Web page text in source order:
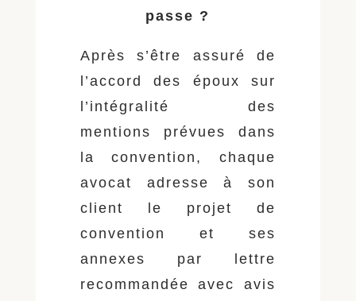
passe ?
Après s’être assuré de
l’accord des époux sur
l’intégralité des
mentions prévues dans
la convention, chaque
avocat adresse à son
client le projet de
convention et ses
annexes par lettre
recommandée avec avis